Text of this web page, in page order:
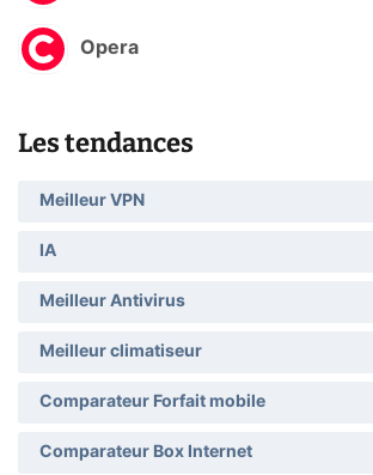
Opera
Les tendances
Meilleur VPN
IA
Meilleur Antivirus
Meilleur climatiseur
Comparateur Forfait mobile
Comparateur Box Internet